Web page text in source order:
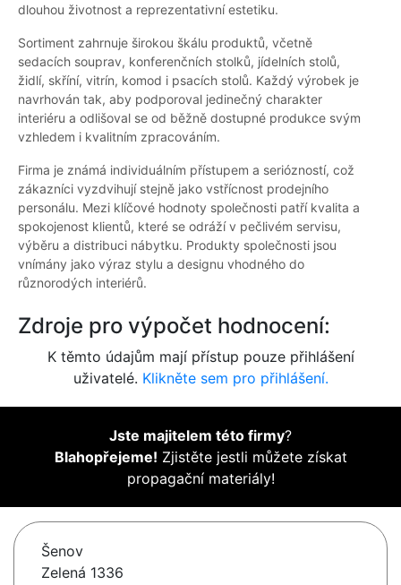
dlouhou životnost a reprezentativní estetiku.
Sortiment zahrnuje širokou škálu produktů, včetně
sedacích souprav, konferenčních stolků, jídelních stolů,
židlí, skříní, vitrín, komod i psacích stolů. Každý výrobek je
navrhován tak, aby podporoval jedinečný charakter
interiéru a odlišoval se od běžně dostupné produkce svým
vzhledem i kvalitním zpracováním.
Firma je známá individuálním přístupem a seriózností, což
zákazníci vyzdvihují stejně jako vstřícnost prodejního
personálu. Mezi klíčové hodnoty společnosti patří kvalita a
spokojenost klientů, které se odráží v pečlivém servisu,
výběru a distribuci nábytku. Produkty společnosti jsou
vnímány jako výraz stylu a designu vhodného do
různorodých interiérů.
Zdroje pro výpočet hodnocení:
K těmto údajům mají přístup pouze přihlášení
uživatelé. Klikněte sem pro přihlášení.
Jste majitelem této firmy?
Blahopřejeme! Zjistěte jestli můžete získat
propagační materiály!
Šenov
Zelená 1336